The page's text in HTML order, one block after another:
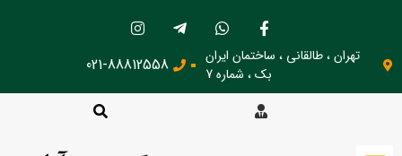
تهران ، طالقانی ، ساختمان ایران
بک ، شماره 7
021-88812558